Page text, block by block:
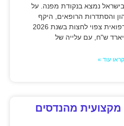
נמצא בנקודת מפנה. על
והסתדרות הרופאים, היקף
התביעות בגין רשלנות רפואית צפוי לחצות בשנת 2026
קראו עוד »
מקצועית מהנדסים